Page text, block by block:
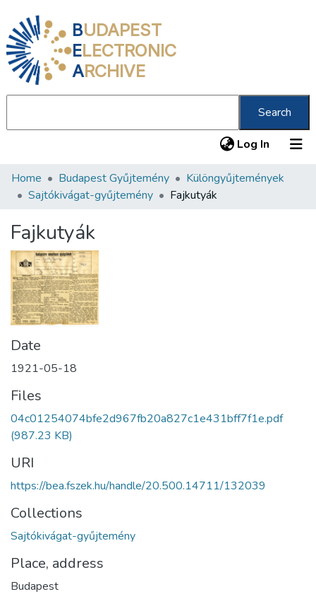
BUDAPEST
ELECTRONIC
ARCHIVE
Search
Log In (current)
Communities & Collections
Statistics
About us
Home Budapest Gyűjtemény
Különgyűjtemények
Sajtókivágat-gyűjtemény
Fajkutyák
Fajkutyák
Date
1921-05-18
Files
04c01254074bfe2d967fb20a827c1e431bff7f1e.pdf
(987.23 KB)
URI
https://bea.fszek.hu/handle/20.500.14711/132039
Collections
Sajtókivágat-gyűjtemény
Place, address
Budapest